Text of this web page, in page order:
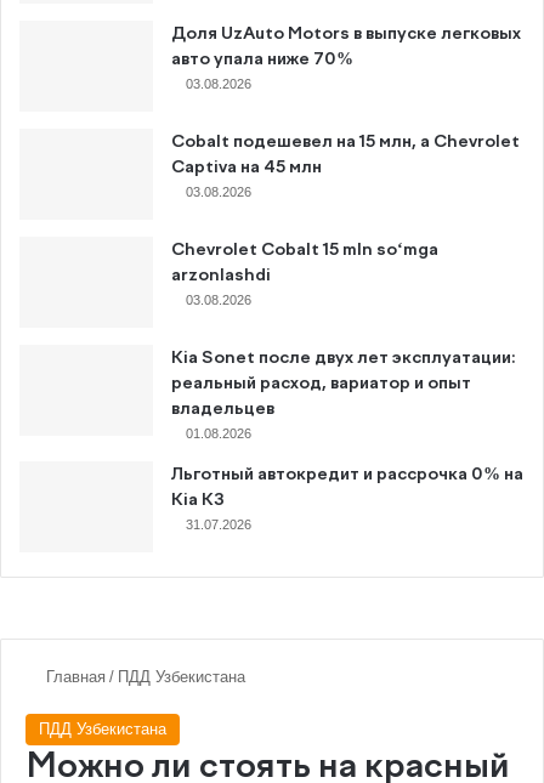
Доля UzAuto Motors в выпуске легковых
авто упала ниже 70%
03.08.2026
Cobalt подешевел на 15 млн, а Chevrolet
Captiva на 45 млн
03.08.2026
Chevrolet Cobalt 15 mln so‘mga
arzonlashdi
03.08.2026
Kia Sonet после двух лет эксплуатации:
реальный расход, вариатор и опыт
владельцев
01.08.2026
Льготный автокредит и рассрочка 0% на
Kia K3
31.07.2026